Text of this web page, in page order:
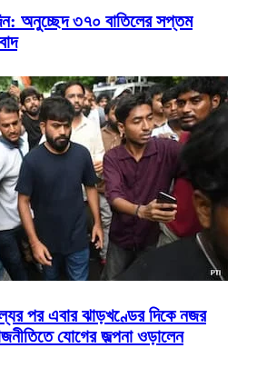
দিন: অনুচ্ছেদ ৩৭০ বাতিলের সপ্তম
পর এবার ঝাড়খণ্ডের দিকে নজর
যোগের জল্পনা ওড়ালেন